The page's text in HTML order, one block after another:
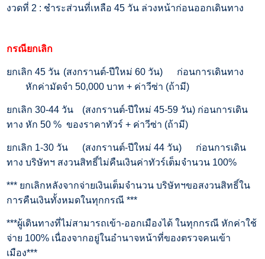
งวดที่ 2 : ชำระส่วนที่เหลือ 45 วัน ล่วงหน้าก่อนออกเดินทาง
กรณียกเลิก
ยกเลิก 45 วัน (สงกรานต์-ปีใหม่ 60 วัน)
ก่อนการเดินทาง
หักค่ามัดจำ 50,000 บาท + ค่าวีซ่า (ถ้ามี)
ยกเลิก 30-44 วัน
(สงกรานต์-ปีใหม่ 45-59 วัน) ก่อนการเดิน
ทาง หัก 50 % ของราคาทัวร์ + ค่าวีซ่า (ถ้ามี)
ยกเลิก 1-30 วัน (สงกรานต์-ปีใหม่ 44 วัน)
ก่อนการเดิน
ทาง บริษัทฯ สงวนสิทธิ์ไม่คืนเงินค่าทัวร์เต็มจำนวน 100%
*** ยกเลิกหลังจากจ่ายเงินเต็มจำนวน บริษัทฯขอสงวนสิทธิ์ใน
การคืนเงินทั้งหมดในทุกกรณี ***
***ผู้เดินทางที่ไม่สามารถเข้า-ออกเมืองได้ ในทุกกรณี หักค่าใช้
จ่าย 100% เนื่องจากอยู่ในอำนาจหน้าที่ของตรวจคนเข้า
เมือง***